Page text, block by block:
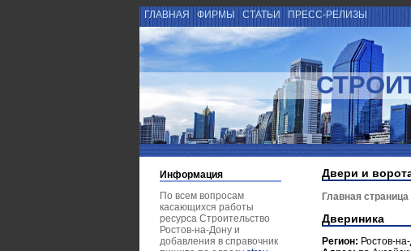
ГЛАВНАЯ ФИРМЫ СТАТЬИ ПРЕСС-РЕЛИЗЫ
Информация
По всем вопросам
касающихся работы
ресурса Строительство
Ростов-на-Дону и
добавления в справочник
Двери и
Главная страница
Двериника
Регион: Ростов-